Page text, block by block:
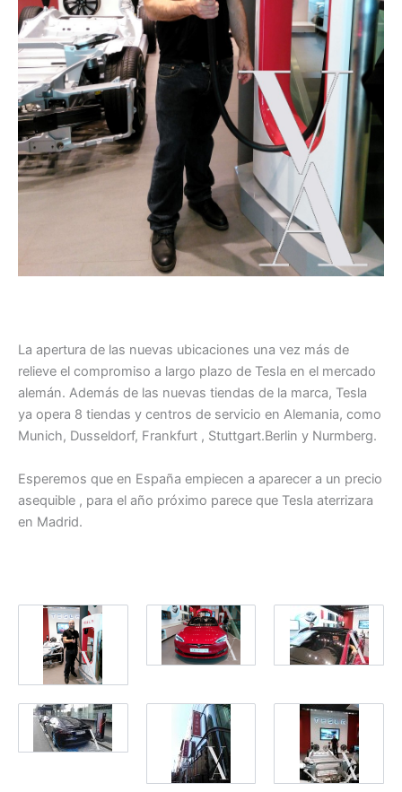
La apertura de las nuevas ubicaciones una vez más de
relieve el compromiso a largo plazo de Tesla en el mercado
alemán. Además de las nuevas tiendas de la marca, Tesla
ya opera 8 tiendas y centros de servicio en Alemania, como
Munich, Dusseldorf, Frankfurt , Stuttgart.Berlin y Nurmberg.
Esperemos que en España empiecen a aparecer a un precio
asequible , para el año próximo parece que Tesla aterrizara
en Madrid.